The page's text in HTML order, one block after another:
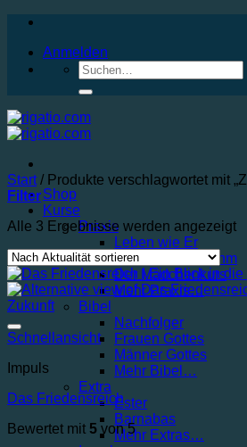
Anmelden
Shop
Kurse
Praxis
Leben wie Er
Neu belebt von Ihm
Der Mädchenkurs
Mehr Praxis…
Bibel
Nachfolger
Frauen Gottes
Männer Gottes
Mehr Bibel…
Extra
Ester
Barnabas
Mehr Extras…
Start / Produkte verschlagwortet mit
Filter
Alle 3 Ergebnisse werden angezeigt
Schnellansicht
Impuls
Das Friedensreich
Bewertet mit 5 von 5